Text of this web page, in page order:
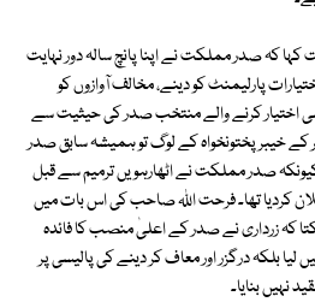
کہا کہ صدر مملکت نے اپنا پانچ سالہ دور نہایت
پارلیمنٹ کو دینے، مخالف آوازوں کو
اختیار کرنے والے منتخب صدر کی حیثیت سے
کے خیبرپختونخواہ کے لوگ تو ہمیشہ سابق صدر
صدر مملکت نے اٹھارہویں ترمیم سے قبل
کردیا تھا۔ فرحت اللہ صاحب کی اس بات میں
کہ زرداری نے صدر کے اعلیٰ منصب کا فائدہ
لیا بلکہ درگزر اور معاف کر دینے کی پالیسی پر
نہیں بنایا۔